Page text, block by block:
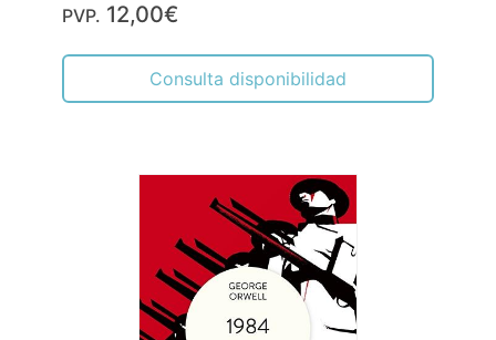
PVP. 12,00€
Consulta disponibilidad